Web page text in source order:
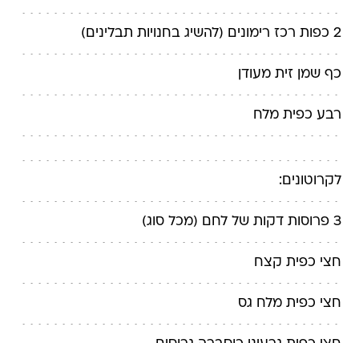
2 כפות רכז רימונים (להשיג בחנויות תבלינים)
כף שמן זית מעודן
רבע כפית מלח
לקרוטונים:
3 פרוסות דקות של לחם (מכל סוג)
חצי כפית קצח
חצי כפית מלח גס